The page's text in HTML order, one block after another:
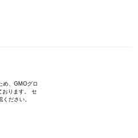
め、GMOグロ
おります。 セ
ださい。